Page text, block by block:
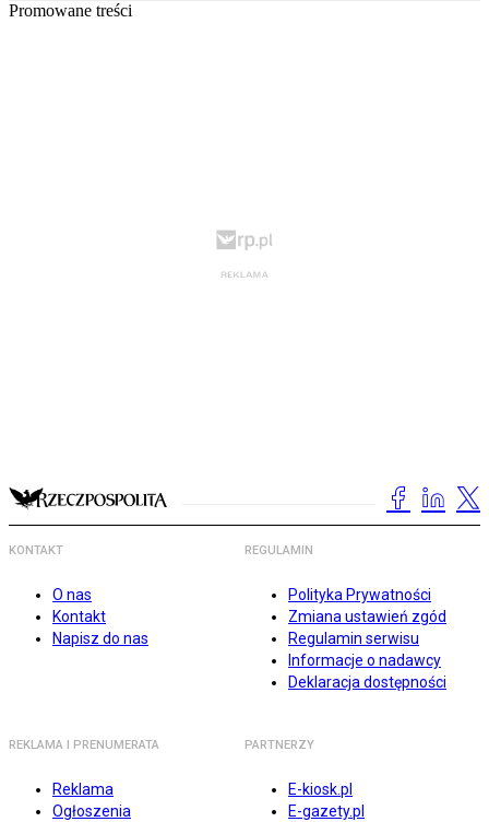
Promowane treści
KONTAKT
O nas
Kontakt
Napisz do nas
REGULAMIN
Polityka Prywatności
Zmiana ustawień zgód
Regulamin serwisu
Informacje o nadawcy
Deklaracja dostępności
REKLAMA I PRENUMERATA
Reklama
Ogłoszenia
PARTNERZY
E-kiosk.pl
E-gazety.pl